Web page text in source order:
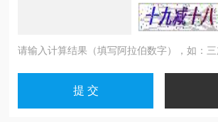
请输入计算结果（填写阿拉伯数字），如：